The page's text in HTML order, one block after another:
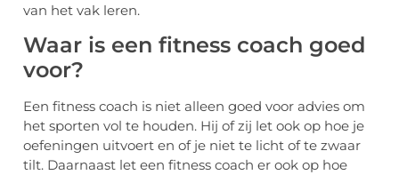
van het vak leren.
Waar is een fitness coach goed
voor?
Een fitness coach is niet alleen goed voor advies om
het sporten vol te houden. Hij of zij let ook op hoe je
oefeningen uitvoert en of je niet te licht of te zwaar
tilt. Daarnaast let een fitness coach er ook op hoe